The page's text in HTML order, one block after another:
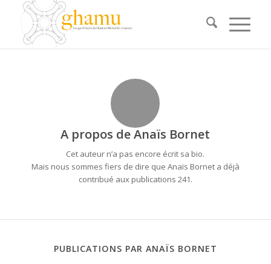
A propos deAnaïs Bornet
Cet auteur n’a pas encore écrit sa bio.
Mais nous sommes fiers de dire que Anaïs Borneta déjà
contribué aux publications 241.
PUBLICATIONS PAR ANAÏS BORNET